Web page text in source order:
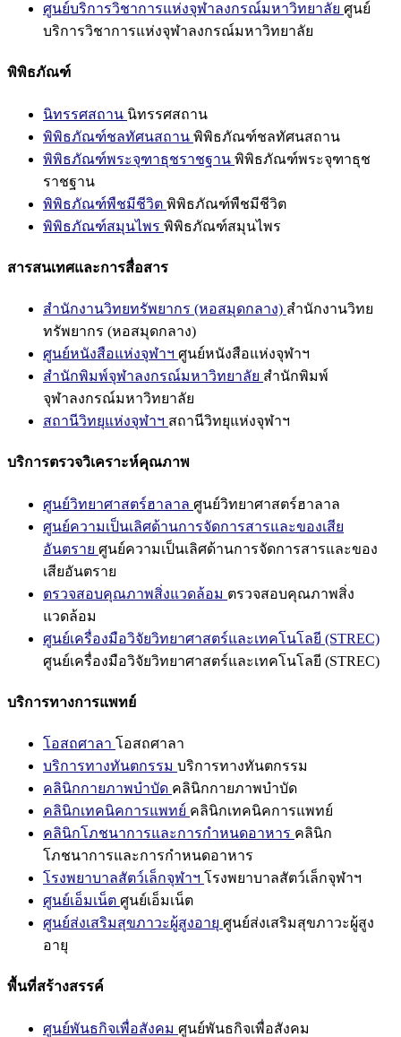
ศูนย์บริการวิชาการแห่งจุฬาลงกรณ์มหาวิทยาลัย ศูนย์
บริการวิชาการแห่งจุฬาลงกรณ์มหาวิทยาลัย
พิพิธภัณฑ์
นิทรรศสถาน นิทรรศสถาน
พิพิธภัณฑ์ชลทัศนสถาน พิพิธภัณฑ์ชลทัศนสถาน
พิพิธภัณฑ์พระจุฑาธุชราชฐาน พิพิธภัณฑ์พระจุฑาธุช
ราชฐาน
พิพิธภัณฑ์พืชมีชีวิต พิพิธภัณฑ์พืชมีชีวิต
พิพิธภัณฑ์สมุนไพร พิพิธภัณฑ์สมุนไพร
สารสนเทศและการสื่อสาร
สำนักงานวิทยทรัพยากร (หอสมุดกลาง) สำนักงานวิทย
ทรัพยากร (หอสมุดกลาง)
ศูนย์หนังสือแห่งจุฬาฯ ศูนย์หนังสือแห่งจุฬาฯ
สำนักพิมพ์จุฬาลงกรณ์มหาวิทยาลัย สำนักพิมพ์
จุฬาลงกรณ์มหาวิทยาลัย
สถานีวิทยุแห่งจุฬาฯ สถานีวิทยุแห่งจุฬาฯ
บริการตรวจวิเคราะห์คุณภาพ
ศูนย์วิทยาศาสตร์ฮาลาล ศูนย์วิทยาศาสตร์ฮาลาล
ศูนย์ความเป็นเลิศด้านการจัดการสารและของเสีย
อันตราย ศูนย์ความเป็นเลิศด้านการจัดการสารและของ
เสียอันตราย
ตรวจสอบคุณภาพสิ่งแวดล้อม ตรวจสอบคุณภาพสิ่ง
แวดล้อม
ศูนย์เครื่องมือวิจัยวิทยาศาสตร์และเทคโนโลยี (STREC)
ศูนย์เครื่องมือวิจัยวิทยาศาสตร์และเทคโนโลยี (STREC)
บริการทางการแพทย์
โอสถศาลา โอสถศาลา
บริการทางทันตกรรม บริการทางทันตกรรม
คลินิกกายภาพบำบัด คลินิกกายภาพบำบัด
คลินิกเทคนิคการแพทย์ คลินิกเทคนิคการแพทย์
คลินิกโภชนาการและการกำหนดอาหาร คลินิก
โภชนาการและการกำหนดอาหาร
โรงพยาบาลสัตว์เล็กจุฬาฯ โรงพยาบาลสัตว์เล็กจุฬาฯ
ศูนย์เอ็มเน็ต ศูนย์เอ็มเน็ต
ศูนย์ส่งเสริมสุขภาวะผู้สูงอายุ ศูนย์ส่งเสริมสุขภาวะผู้สูง
อายุ
พื้นที่สร้างสรรค์
ศูนย์พันธกิจเพื่อสังคม ศูนย์พันธกิจเพื่อสังคม